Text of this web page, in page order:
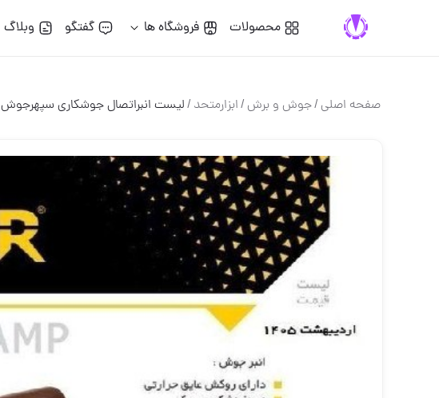
محصولات فروشگاه ها گفتگو وبلاگ
صفحه اصلی/جوش و برش/ابزارمتحد /لیست انبراتصال جوشکاری سپهرجوش